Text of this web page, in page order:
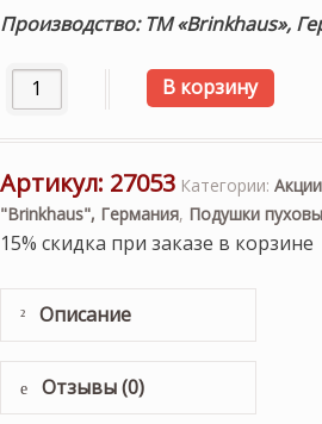
Производство: ТМ «Brinkhaus»,
Количество товара Подушка
В корзину
Артикул: 27053 Категории:
"Brinkhaus", Германия, Подушки
15% скидка при заказе в корзине
Описание
Отзывы (0)